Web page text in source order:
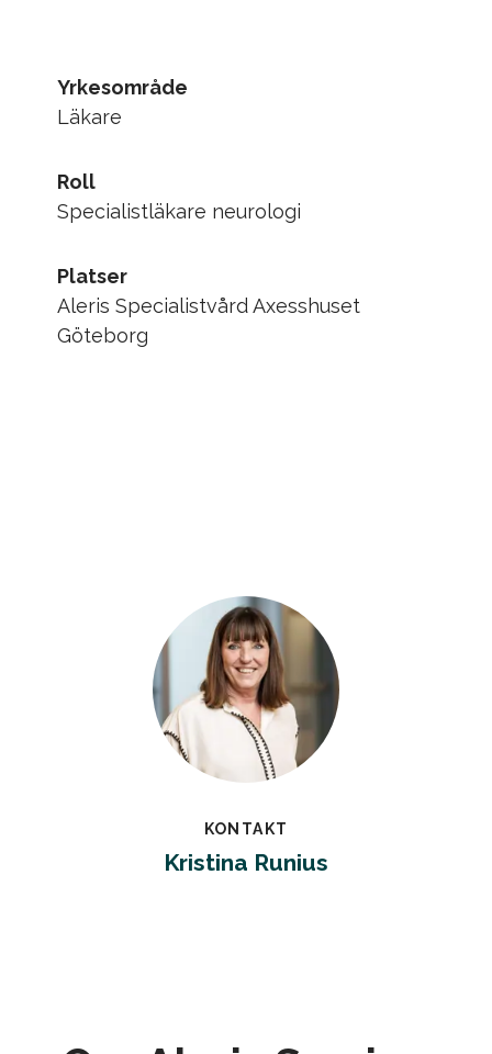
Yrkesområde
Läkare
Roll
Specialistläkare neurologi
Platser
Aleris Specialistvård Axesshuset
Göteborg
KONTAKT
Kristina Runius